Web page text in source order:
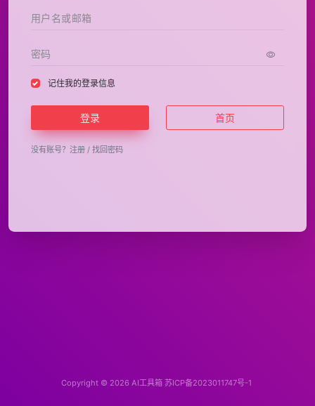
记住我的登录信息
登录 首页
没有账号？ 注册 / 找回密码
Copyright © 2026 AI工具箱 苏ICP备2023011747号-1